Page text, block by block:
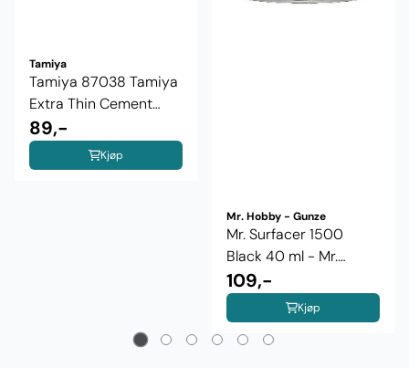
Tamiya
Tamiya 87038 Tamiya
Extra Thin Cement
40ml
89,-
Kjøp
Mr. Hobby - Gunze
Mr. Surfacer 1500
Black 40 ml - Mr.
Hobby
109,-
Kjøp